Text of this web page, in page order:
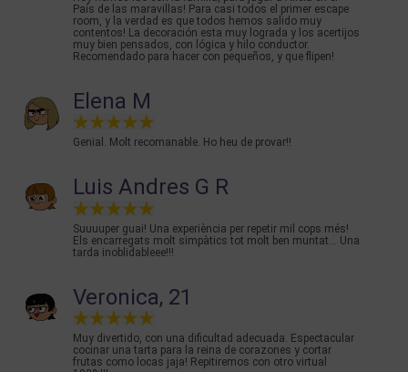
País de las maravillas! Para casi todos el primer escape
room, y la verdad es que todos hemos salido muy
contentos! La decoración esta muy lograda y los acertijos
muy bien pensados, con lógica y hilo conductor.
Recomendado para hacer con pequeños, y que flipen!
Elena M
Genial. Molt recomanable. Ho heu de provar!!
Luis Andres G R
Suuuuper guai! Una experiència per repetir mil cops més!
Els encarregats molt simpàtics tot molt ben muntat... Una
tarda inoblidableee!!!
Veronica, 21
Muy divertido, con una dificultad adecuada. Espectacular
cocinar una tarta para la reina de corazones y cortar
frutas como locas jaja! Repitiremos con otro virtual